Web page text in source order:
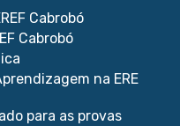
Cabrobó
Cabrobó
na ERE
para as provas